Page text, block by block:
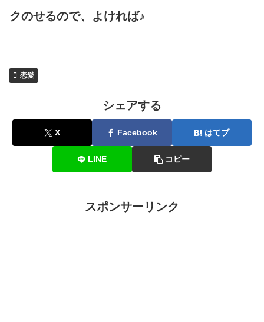
クのせるので、よければ♪
恋愛
シェアする
X Facebook はてブ
LINE コピー
スポンサーリンク